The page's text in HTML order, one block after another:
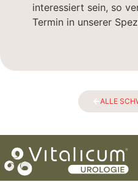
interessiert sein, so
Termin in unserer
ALLE